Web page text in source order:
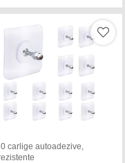
carlige autoadezive,